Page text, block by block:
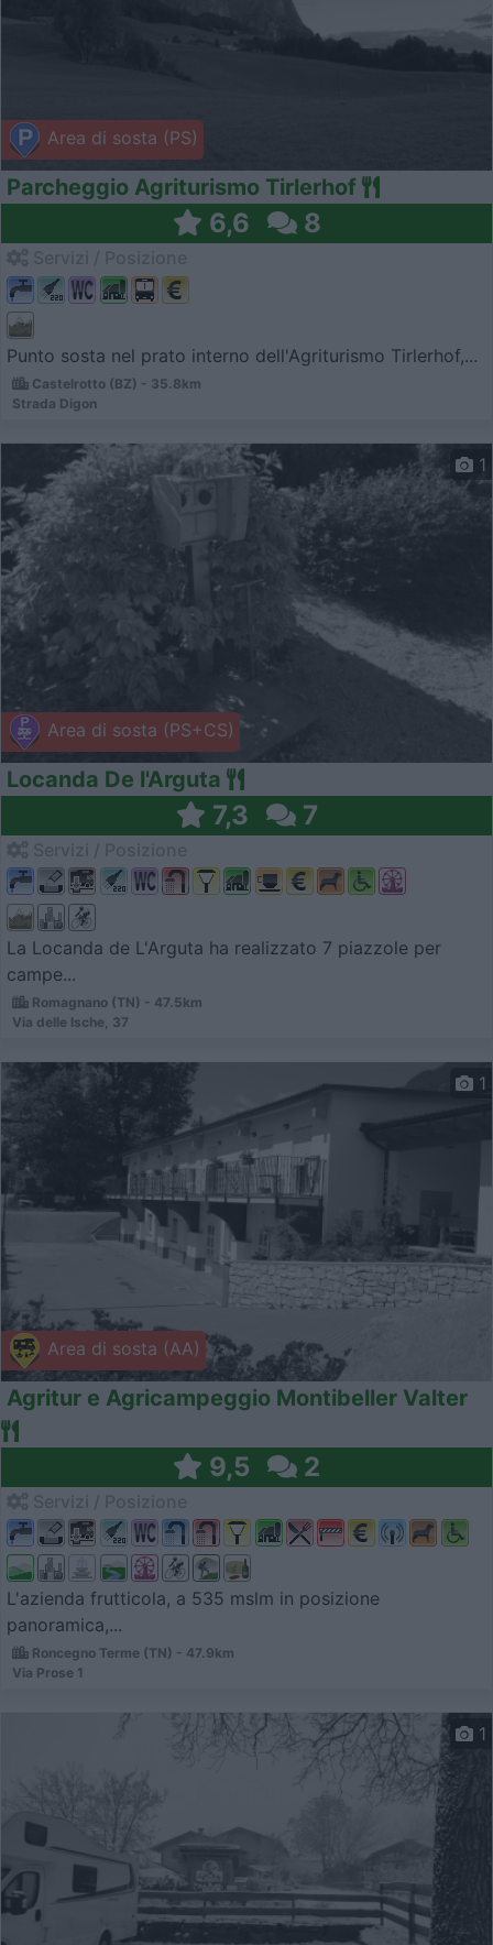
Area di sosta (PS)
Parcheggio Agriturismo Tirlerhof
6,6 8
Punto sosta nel prato interno dell'Agriturismo Tirlerhof,...
Castelrotto (BZ) - 35.8km
Strada Digon
Area di sosta (PS+CS)
1
Locanda De l'Arguta
7,3 7
La Locanda de L'Arguta ha realizzato 7 piazzole per
campe...
Romagnano (TN) - 47.5km
Via delle Ische, 37
Area di sosta (AA)
1
Agritur e Agricampeggio Montibeller Valter
9,5 2
L'azienda frutticola, a 535 mslm in posizione
panoramica,...
Roncegno Terme (TN) - 47.9km
Via Prose 1
1